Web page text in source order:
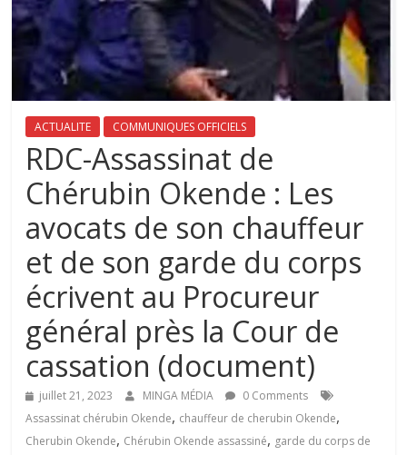
ACTUALITE COMMUNIQUES OFFICIELS
RDC-Assassinat de
Chérubin Okende : Les
avocats de son chauffeur
et de son garde du corps
écrivent au Procureur
général près la Cour de
cassation (document)
juillet 21, 2023 MINGA MÉDIA
0 Comments
Assassinat chérubin Okende, chauffeur de cherubin Okende,
Cherubin Okende, Chérubin Okende assassiné, garde du corps de